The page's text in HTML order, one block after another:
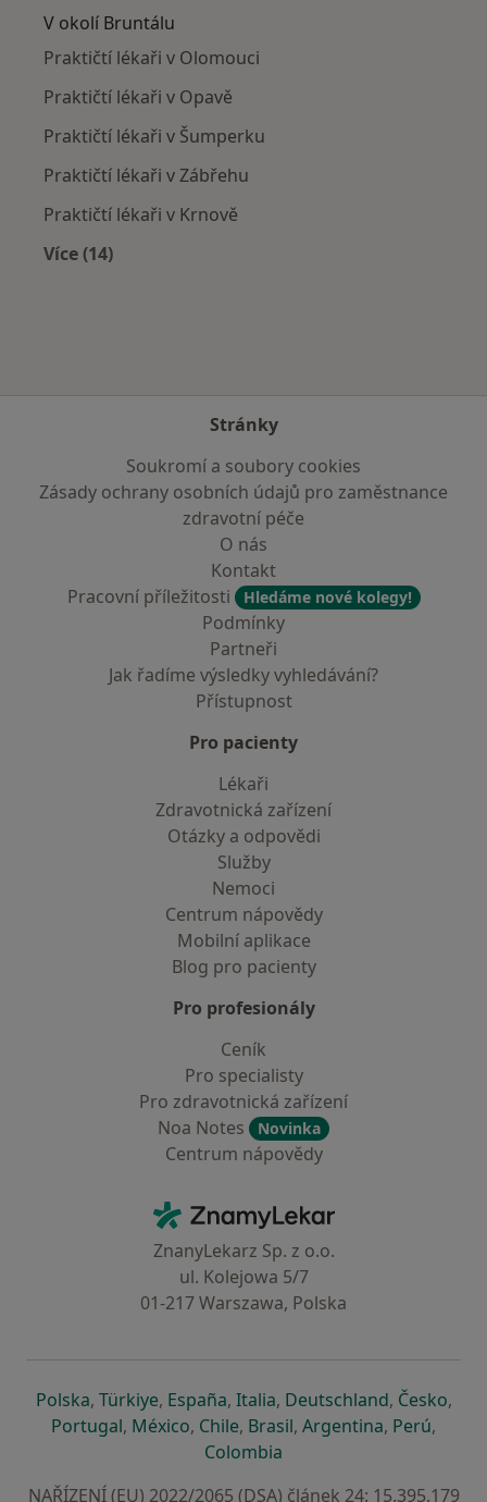
V okolí Bruntálu
Praktičtí lékaři v Olomouci
Praktičtí lékaři v Opavě
Praktičtí lékaři v Šumperku
Praktičtí lékaři v Zábřehu
Praktičtí lékaři v Krnově
Více (14)
Stránky
Soukromí a soubory cookies
Zásady ochrany osobních údajů pro zaměstnance
zdravotní péče
O nás
Kontakt
Pracovní příležitosti
Hledáme nové kolegy!
Podmínky
Partneři
Jak řadíme výsledky vyhledávání?
Přístupnost
Pro pacienty
Lékaři
Zdravotnická zařízení
Otázky a odpovědi
Služby
Nemoci
Centrum nápovědy
Mobilní aplikace
Blog pro pacienty
Pro profesionály
Ceník
Pro specialisty
Pro zdravotnická zařízení
Noa Notes
Novinka
Centrum nápovědy
ZnamyLekar - Hlavní stránka
ZnanyLekarz Sp. z o.o.
ul. Kolejowa 5/7
01-217 Warszawa, Polska
Polskase otevře v nové záložce
, Türkiyese otevře v nové záložce
, Españase otevře v nové záložce
, Italiase otevře v nové záložce
, Deutschlandse otevře v
, Českose
,
Portugalse otevře v nové záložce
, Méxicose otevře v nové záložce
, Chilese otevře v nové záložce
, Brasilse otevře v nové
, Argentinase otevře v
, Perúse
,
Colombia
NAŘÍZENÍ (EU) 2022/2065 (DSA) článek 24: 15.395.179